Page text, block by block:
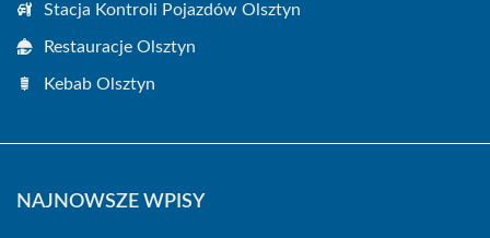
Stacja Kontroli Pojazdów Olsztyn
Restauracje Olsztyn
Kebab Olsztyn
NAJNOWSZE WPISY